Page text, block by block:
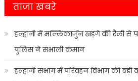
ताजा खबरे
हल्द्वानी में मल्लिकार्जुन खड़गे की रैली से
पुलिस ने संभाली कमान
हल्द्वानी संभाग में परिवहन विभाग की बड़ी